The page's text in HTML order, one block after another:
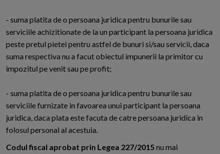
- suma platita de o persoana juridica pentru bunurile sau
serviciile achizitionate de la un participant la persoana juridica
peste pretul pietei pentru astfel de bunuri si/sau servicii, daca
suma respectiva nu a facut obiectul impunerii la primitor cu
impozitul pe venit sau pe profit;
- suma platita de o persoana juridica pentru bunurile sau
serviciile furnizate in favoarea unui participant la persoana
juridica, daca plata este facuta de catre persoana juridica in
folosul personal al acestuia.
Codul fiscal aprobat prin Legea 227/2015 nu mai